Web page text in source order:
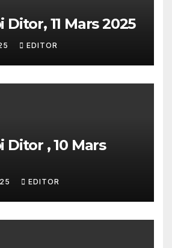
Ditor, 11 Mars 2025
EDITOR
Ditor , 10 Mars
EDITOR